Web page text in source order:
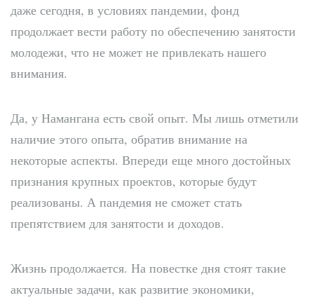
даже сегодня, в условиях пандемии, фонд
продолжает вести работу по обеспечению занятости
молодежи, что не может не привлекать нашего
внимания.
Да, у Намангана есть свой опыт. Мы лишь отметили
наличие этого опыта, обратив внимание на
некоторые аспекты. Впереди еще много достойных
признания крупных проектов, которые будут
реализованы. А пандемия не сможет стать
препятствием для занятости и доходов.
Жизнь продолжается. На повестке дня стоят такие
актуальные задачи, как развитие экономики,